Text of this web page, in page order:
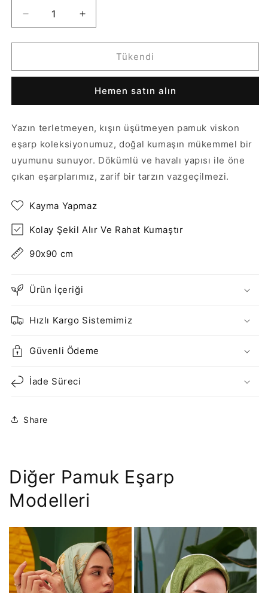
Twist
Desen
Viskon
için
azaltın
Yeni
Twist
Desen
Viskon
Turuncu
için
artırın
Tükendi
Hemen satın alın
Yazın terletmeyen, kışın üşütmeyen pamuk viskon
eşarp koleksiyonumuz, doğal kumaşın mükemmel bir
uyumunu sunuyor. Dökümlü ve havalı yapısı ile öne
çıkan eşarplarımız, zarif bir tarzın vazgeçilmezi.
Kayma Yapmaz
Kolay Şekil Alır Ve Rahat Kumaştır
90x90 cm
Ürün İçeriği
Hızlı Kargo Sistemimiz
Güvenli Ödeme
İade Süreci
Share
Diğer Pamuk Eşarp
Modelleri